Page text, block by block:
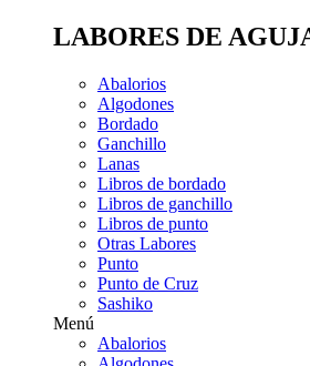
LABORES DE
Abalorios
Algodones
Bordado
Ganchillo
Lanas
Libros de bordado
Libros de ganchillo
Libros de punto
Otras Labores
Punto
Punto de Cruz
Sashiko
Menú
Abalorios